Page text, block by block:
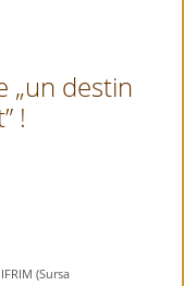
„un destin
!
(Sursa